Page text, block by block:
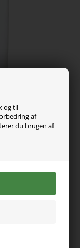
og til
af
du brugen af
og